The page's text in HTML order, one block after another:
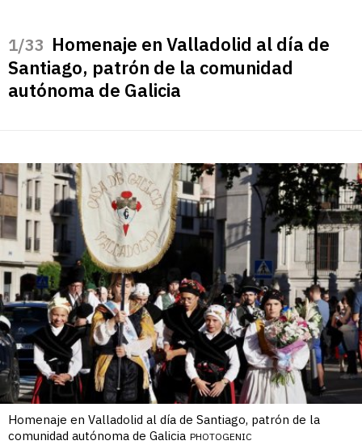
/33 Homenaje en Valladolid al día de
Santiago, patrón de la comunidad
autónoma de Galicia
Homenaje en Valladolid al día de Santiago, patrón de la
comunidad autónoma de Galicia PHOTOGENIC